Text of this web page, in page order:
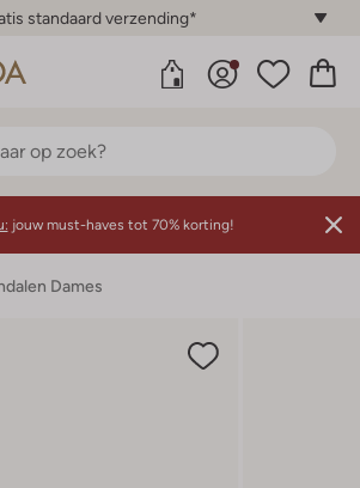
standaard verzending*
jouw must-haves tot 70% korting!
Dames